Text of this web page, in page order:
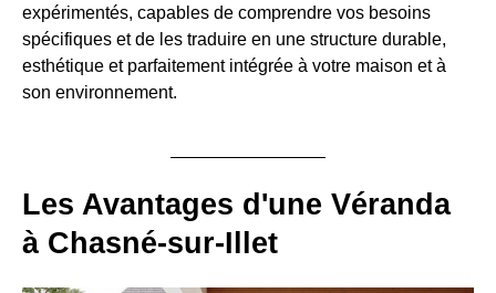
expérimentés, capables de comprendre vos besoins
spécifiques et de les traduire en une structure durable,
esthétique et parfaitement intégrée à votre maison et à
son environnement.
Les Avantages d'une Véranda
à Chasné-sur-Illet